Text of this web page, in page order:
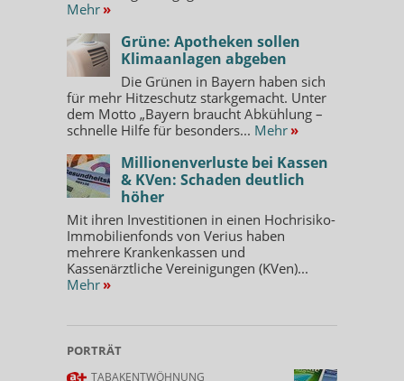
Mehr »
Grüne: Apotheken sollen
Klimaanlagen abgeben
Die Grünen in Bayern haben sich
für mehr Hitzeschutz starkgemacht. Unter
dem Motto „Bayern braucht Abkühlung –
schnelle Hilfe für besonders... Mehr »
Millionenverluste bei Kassen
& KVen: Schaden deutlich
höher
Mit ihren Investitionen in einen Hochrisiko-
Immobilienfonds von Verius haben
mehrere Krankenkassen und
Kassenärztliche Vereinigungen (KVen)...
Mehr »
PORTRÄT
TABAKENTWÖHNUNG